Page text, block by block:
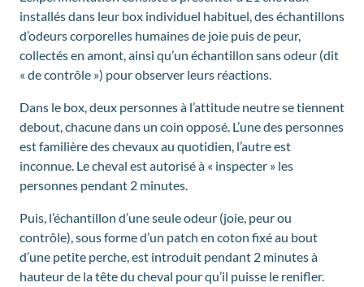
installés dans leur box individuel habituel, des échantillons
d’odeurs corporelles humaines de joie puis de peur,
collectés en amont, ainsi qu’un échantillon sans odeur (dit
« de contrôle ») pour observer leurs réactions.
Dans le box, deux personnes à l’attitude neutre se tiennent
debout, chacune dans un coin opposé. L’une des personnes
est familière des chevaux au quotidien, l’autre est
inconnue. Le cheval est autorisé à « inspecter » les
personnes pendant 2 minutes.
Puis, l’échantillon d’une seule odeur (joie, peur ou
contrôle), sous forme d’un patch en coton fixé au bout
d’une petite perche, est introduit pendant 2 minutes à
hauteur de la tête du cheval pour qu’il puisse le renifler.